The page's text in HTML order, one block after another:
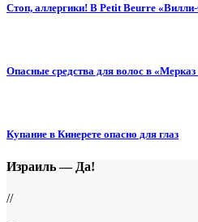
Стоп, аллергики! В Petit Beurre
Опасные средства для волос в
Купание в Кинерете опасно для глаз
Израиль — Да!
//